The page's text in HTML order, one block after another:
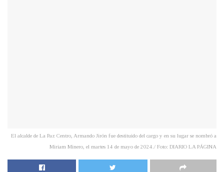
El alcalde de La Paz Centro, Armando Jirón fue destituido del cargo y en su lugar se nombró a
Miriam Minero, el martes 14 de mayo de 2024./ Foto: DIARIO LA PÁGINA